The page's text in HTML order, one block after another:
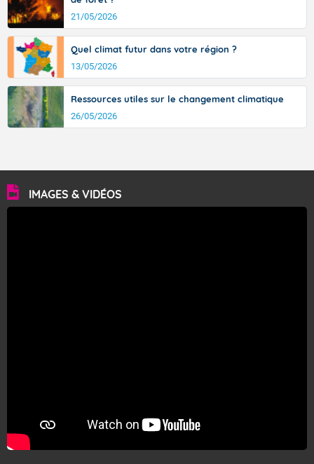
21/05/2026
Quel climat futur dans votre région ?
13/05/2026
Ressources utiles sur le changement climatique
26/05/2026
IMAGES & VIDÉOS